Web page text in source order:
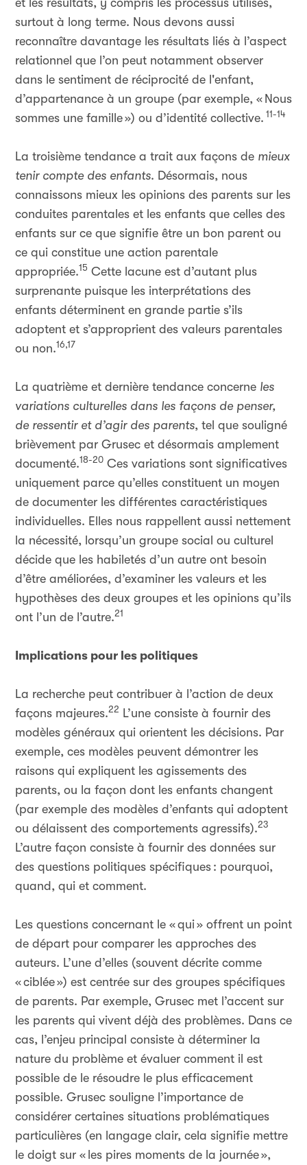
et les résultats, y compris les processus utilisés,
surtout à long terme. Nous devons aussi
reconnaître davantage les résultats liés à l’aspect
relationnel que l’on peut notamment observer
dans le sentiment de réciprocité de l'enfant,
d’appartenance à un groupe (par exemple, « Nous
sommes une famille») ou d’identité collective. 11-14
La troisième tendance a trait aux façons de mieux
tenir compte des enfants. Désormais, nous
connaissons mieux les opinions des parents sur les
conduites parentales et les enfants que celles des
enfants sur ce que signifie être un bon parent ou
ce qui constitue une action parentale
appropriée.15 Cette lacune est d’autant plus
surprenante puisque les interprétations des
enfants déterminent en grande partie s’ils
adoptent et s’approprient des valeurs parentales
ou non.16,17
La quatrième et dernière tendance concerne les
variations culturelles dans les façons de penser,
de ressentir et d’agir des parents, tel que souligné
brièvement par Grusec et désormais amplement
documenté.18-20 Ces variations sont significatives
uniquement parce qu’elles constituent un moyen
de documenter les différentes caractéristiques
individuelles. Elles nous rappellent aussi nettement
la nécessité, lorsqu’un groupe social ou culturel
décide que les habiletés d’un autre ont besoin
d’être améliorées, d’examiner les valeurs et les
hypothèses des deux groupes et les opinions qu’ils
ont l’un de l’autre.21
Implications pour les politiques
La recherche peut contribuer à l’action de deux
façons majeures.22 L’une consiste à fournir des
modèles généraux qui orientent les décisions. Par
exemple, ces modèles peuvent démontrer les
raisons qui expliquent les agissements des
parents, ou la façon dont les enfants changent
(par exemple des modèles d’enfants qui adoptent
ou délaissent des comportements agressifs).23
L’autre façon consiste à fournir des données sur
des questions politiques spécifiques : pourquoi,
quand, qui et comment.
Les questions concernant le «qui» offrent un point
de départ pour comparer les approches des
auteurs. L’une d’elles (souvent décrite comme
«ciblée») est centrée sur des groupes spécifiques
de parents. Par exemple, Grusec met l’accent sur
les parents qui vivent déjà des problèmes. Dans ce
cas, l’enjeu principal consiste à déterminer la
nature du problème et évaluer comment il est
possible de le résoudre le plus efficacement
possible. Grusec souligne l’importance de
considérer certaines situations problématiques
particulières (en langage clair, cela signifie mettre
le doigt sur « les pires moments de la journée»,